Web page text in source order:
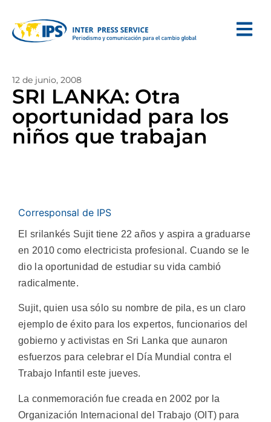
12 de junio, 2008
SRI LANKA: Otra
oportunidad para los
niños que trabajan
Corresponsal de IPS
El srilankés Sujit tiene 22 años y aspira a graduarse
en 2010 como electricista profesional. Cuando se le
dio la oportunidad de estudiar su vida cambió
radicalmente.
Sujit, quien usa sólo su nombre de pila, es un claro
ejemplo de éxito para los expertos, funcionarios del
gobierno y activistas en Sri Lanka que aunaron
esfuerzos para celebrar el Día Mundial contra el
Trabajo Infantil este jueves.
La conmemoración fue creada en 2002 por la
Organización Internacional del Trabajo (OIT) para